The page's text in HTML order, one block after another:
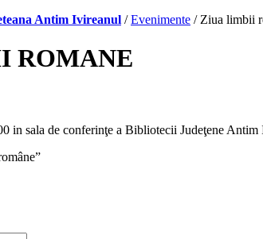
Antim Ivireanul / Evenimente / Ziua limbii
ROMANE
in sala de conferinţe a Bibliotecii Judeţene